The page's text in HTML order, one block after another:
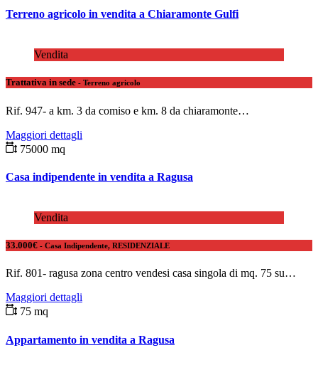
Terreno agricolo in vendita a Chiaramonte Gulfi
Vendita
Trattativa in sede - Terreno agricolo
Rif. 947- a km. 3 da comiso e km. 8 da chiaramonte…
Maggiori dettagli
75000 mq
Casa indipendente in vendita a Ragusa
Vendita
33.000€ - Casa Indipendente, RESIDENZIALE
Rif. 801- ragusa zona centro vendesi casa singola di mq. 75 su…
Maggiori dettagli
75 mq
Appartamento in vendita a Ragusa